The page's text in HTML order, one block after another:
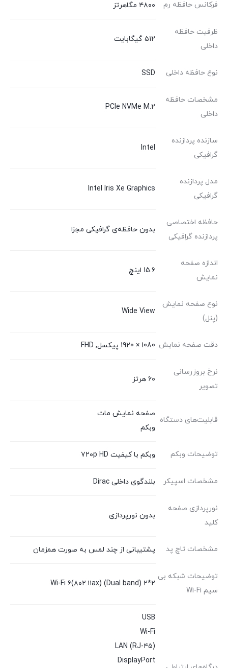
فرکانس حافظه رم ۴۸۰۰ مگاهرتز
ظرفیت حافظه
داخلی
۵۱۲ گیگابایت
نوع حافظه داخلی SSD
مشخصات حافظه
داخلی
PCIe NVMe M.۲
سازنده پردازنده
گرافیکی
Intel
مدل پردازنده
گرافیکی
Intel Iris Xe Graphics
حافظه اختصاصی
پردازنده گرافیکی
بدون حافظه‌ی گرافیکی مجزا
اندازه صفحه
نمایش
15.6 اینچ
نوع صفحه نمایش
(پنل)
Wide View
دقت صفحه نمایش 1080 × 1920 پیکسل, FHD
نرخ بروزرسانی
تصویر
۶۰ هرتز
قابلیت‌های دستگاه
صفحه نمایش مات
وبکم
توضیحات وبکم وبکم با کیفیت ۷۲۰p HD
مشخصات اسپیکر بلندگوی داخلی Dirac
نورپردازی صفحه
کلید
بدون نورپردازی
مشخصات تاچ پد پشتیبانی از چند لمس به صورت همزمان
توضیحات شبکه بی
سیم Wi-Fi
Wi-Fi ۶(۸۰۲.۱۱ax) (Dual band) ۲*۲
USB
Wi-Fi
LAN (RJ-۴۵)
DisplayPort